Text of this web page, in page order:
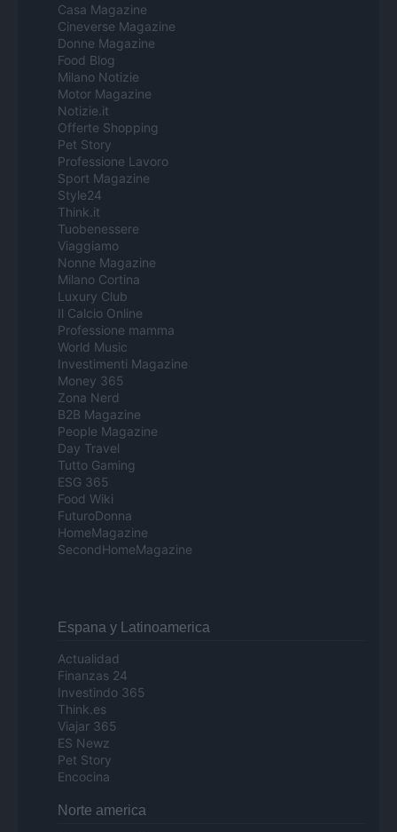
Casa Magazine
Cineverse Magazine
Donne Magazine
Food Blog
Milano Notizie
Motor Magazine
Notizie.it
Offerte Shopping
Pet Story
Professione Lavoro
Sport Magazine
Style24
Think.it
Tuobenessere
Viaggiamo
Nonne Magazine
Milano Cortina
Luxury Club
Il Calcio Online
Professione mamma
World Music
Investimenti Magazine
Money 365
Zona Nerd
B2B Magazine
People Magazine
Day Travel
Tutto Gaming
ESG 365
Food Wiki
FuturoDonna
HomeMagazine
SecondHomeMagazine
Espana y Latinoamerica
Actualidad
Finanzas 24
Investindo 365
Think.es
Viajar 365
ES Newz
Pet Story
Encocina
Norte america